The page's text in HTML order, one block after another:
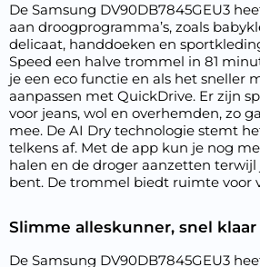
De Samsung DV90DB7845GEU3
aan droogprogramma’s, zoals
delicaat, handdoeken en
Speed een halve trommel in 81
je een eco functie en als het sneller
aanpassen met QuickDrive. Er zijn
voor jeans, wol en overhemden, zo
mee. De AI Dry technologie stemt
telkens af. Met de app kun je nog
halen en de droger aanzetten terwijl
bent. De trommel biedt ruimte voor
Slimme alleskunner, snel klaar
De Samsung DV90DB7845GEU3